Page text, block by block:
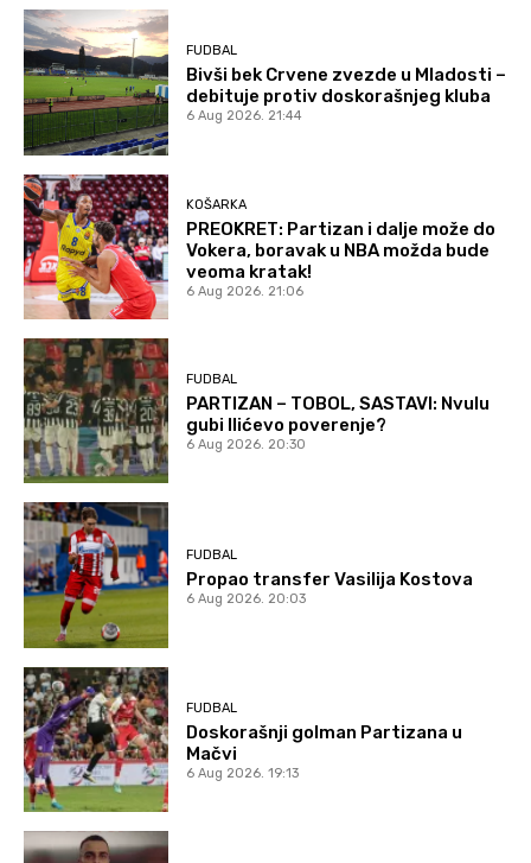
FUDBAL
Bivši bek Crvene zvezde u Mladosti –
debituje protiv doskorašnjeg kluba
6 Aug 2026. 21:44
KOŠARKA
PREOKRET: Partizan i dalje može do
Vokera, boravak u NBA možda bude
veoma kratak!
6 Aug 2026. 21:06
FUDBAL
PARTIZAN – TOBOL, SASTAVI: Nvulu
gubi Ilićevo poverenje?
6 Aug 2026. 20:30
FUDBAL
Propao transfer Vasilija Kostova
6 Aug 2026. 20:03
FUDBAL
Doskorašnji golman Partizana u
Mačvi
6 Aug 2026. 19:13